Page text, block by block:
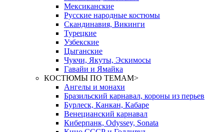
Мексиканские
Русские народные костюмы
Скандинавия, Викинги
Турецкие
Узбекские
Цыганские
Чукчи, Якуты, Эскимосы
Гавайи и Ямайка
КОСТЮМЫ ПО ТЕМАМ>
Ангелы и монахи
Бразильский карнавал, короны из перьев
Бурлеск, Канкан, Кабаре
Венецианский карнавал
Киберпанк, Odyssey, Sonata